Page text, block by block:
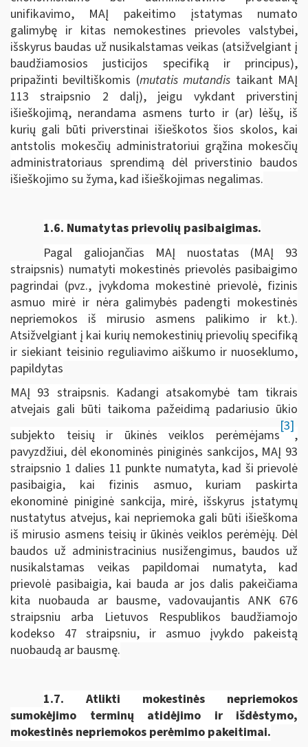
unifikavimo, MAĮ pakeitimo įstatymas numato
galimybę ir kitas nemokestines prievoles valstybei,
išskyrus baudas už nusikalstamas veikas (atsižvelgiant į
baudžiamosios justicijos specifiką ir principus),
pripažinti beviltiškomis (mutatis mutandis taikant MAĮ
113 straipsnio 2 dalį), jeigu vykdant priverstinį
išieškojimą, nerandama asmens turto ir (ar) lėšų, iš
kurių gali būti priverstinai išieškotos šios skolos, kai
antstolis mokesčių administratoriui grąžina mokesčių
administratoriaus sprendimą dėl priverstinio baudos
išieškojimo su žyma, kad išieškojimas negalimas.
1.6. Numatytas prievolių pasibaigimas.
Pagal galiojančias MAĮ nuostatas (MAĮ 93
straipsnis) numatyti mokestinės prievolės pasibaigimo
pagrindai (pvz., įvykdoma mokestinė prievolė, fizinis
asmuo mirė ir nėra galimybės padengti mokestinės
nepriemokos iš mirusio asmens palikimo ir kt.).
Atsižvelgiant į kai kurių nemokestinių prievolių specifiką
ir siekiant teisinio reguliavimo aiškumo ir nuoseklumo,
papildytas
MAĮ 93 straipsnis. Kadangi atsakomybė tam tikrais
atvejais gali būti taikoma pažeidimą padariusio ūkio
subjekto teisių ir ūkinės veiklos perėmėjams
[3]
,
pavyzdžiui, dėl ekonominės piniginės sankcijos, MAĮ 93
straipsnio 1 dalies 11 punkte numatyta, kad ši prievolė
pasibaigia, kai fizinis asmuo, kuriam paskirta
ekonominė piniginė sankcija, mirė, išskyrus įstatymų
nustatytus atvejus, kai nepriemoka gali būti išieškoma
iš mirusio asmens teisių ir ūkinės veiklos perėmėjų. Dėl
baudos už administracinius nusižengimus, baudos už
nusikalstamas veikas papildomai numatyta, kad
prievolė pasibaigia, kai bauda ar jos dalis pakeičiama
kita nuobauda ar bausme, vadovaujantis ANK 676
straipsniu arba Lietuvos Respublikos baudžiamojo
kodekso 47 straipsniu, ir asmuo įvykdo pakeistą
nuobaudą ar bausmę.
1.7.
Atlikti mokestinės nepriemokos
sumokėjimo terminų atidėjimo ir išdėstymo,
mokestinės nepriemokos perėmimo pakeitimai.